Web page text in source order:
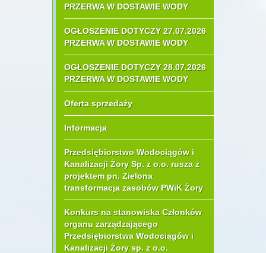
PRZERWA W DOSTAWIE WODY
OGŁOSZENIE DOTYCZY 27.07.2026
PRZERWA W DOSTAWIE WODY
OGŁOSZENIE DOTYCZY 28.07.2026
PRZERWA W DOSTAWIE WODY
Oferta sprzedaży
Informacja
Przedsiębiorstwo Wodociągów i
Kanalizacji Żory Sp. z o.o. rusza z
projektem pn. Zielona
transformacja zasobów PWiK Żory
Konkurs na stanowiska Członków
organu zarządzającego
Przedsiębiorstwa Wodociągów i
Kanalizacji Żory sp. z o.o.